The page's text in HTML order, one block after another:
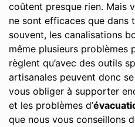
coûtent presque rien. Mais
ne sont efficaces que dans
souvent, les canalisations
même plusieurs problèmes
règlent qu’avec des outils
artisanales peuvent donc
vous obliger à supporter
et les problèmes d’
que nous vous conseillons